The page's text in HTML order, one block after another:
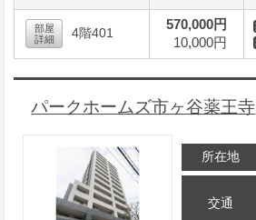
部屋
詳細
4階401
570,000円
10,000円
パークホームズ市ヶ谷薬王寺
所在地
交通